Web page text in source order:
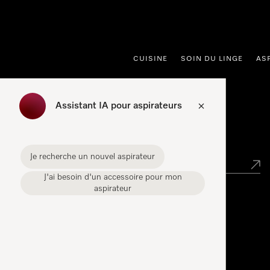
CUISINE SOIN DU LINGE
Assistant IA pour aspirateurs
Je recherche un nouvel aspirateur
J'ai besoin d'un accessoire pour mon
aspirateur